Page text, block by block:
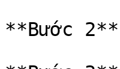
**Bước